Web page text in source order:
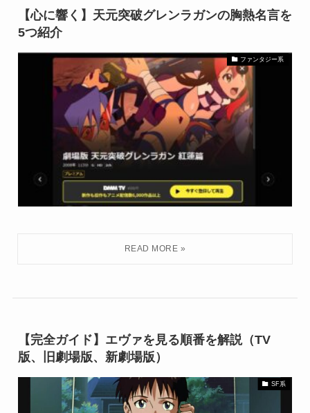
【心に響く】天元突破グレンラガンの胸熱名言を
5つ紹介
ファンタジー系
【完全ガイド】エヴァを見る順番を解説（TV
版、旧劇場版、新劇場版）
SF系